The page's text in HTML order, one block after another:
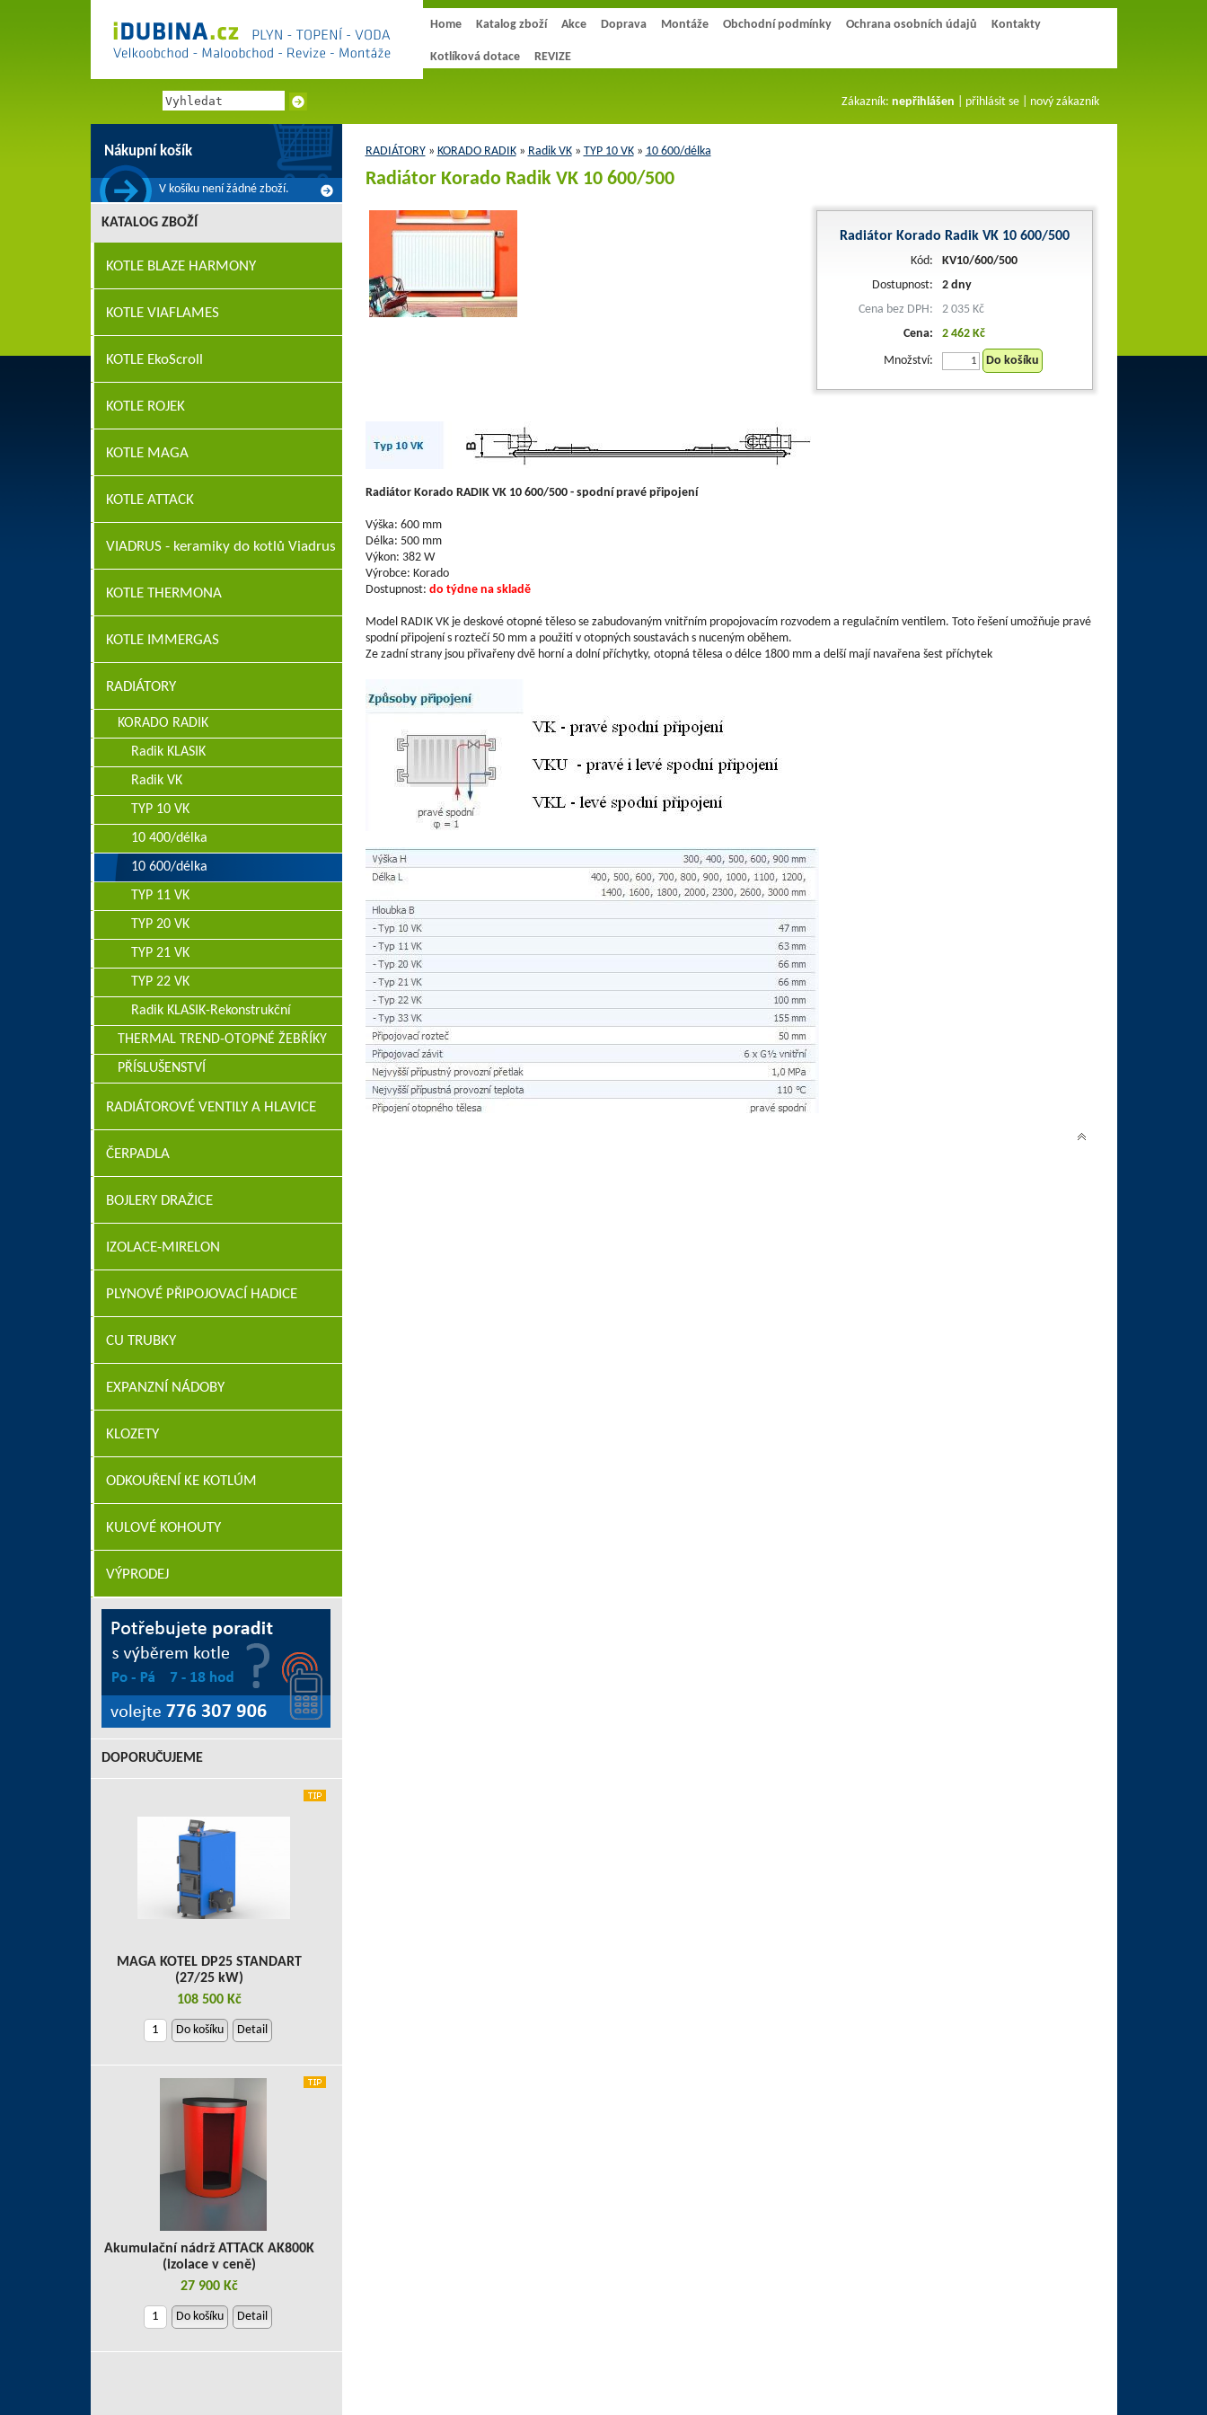
Home Katalog zboží Akce Doprava Montáže Obchodní podmínky Ochrana osobních údajů Kontakty
Kotlíková dotace REVIZE
Zákazník: nepřihlášen přihlásit se| nový zákazník
RADIÁTORY» KORADO RADIK» Radik VK» TYP 10 VK» 10 600/délka
Radiátor Korado Radik VK 10 600/500
Radiátor Korado Radik VK 10 600/500
Kód:
KV10/600/500
Dostupnost:
2 dny
Cena bez DPH:
2 035 Kč
Cena:
2 462 Kč
Množství:
Do košíku
Radiátor Korado RADIK VK 10 600/500 - spodní pravé připojení
Výška: 600 mm
Délka: 500 mm
Výkon: 382 W
Výrobce: Korado
Dostupnost: do týdne na skladě
Model RADIK VK je deskové otopné těleso se zabudovaným vnitřním propojovacím rozvodem a regulačním ventilem. Toto řešení umožňuje pravé
spodní připojení s roztečí 50 mm a použití v otopných soustavách s nuceným oběhem.
Ze zadní strany jsou přivařeny dvě horní a dolní příchytky, otopná tělesa o délce 1800 mm a delší mají navařena šest příchytek
Nákupní košík
V košíku není žádné zboží.
KATALOG ZBOŽÍ
KOTLE BLAZE HARMONY
KOTLE VIAFLAMES
KOTLE EkoScroll
KOTLE ROJEK
KOTLE MAGA
KOTLE ATTACK
VIADRUS - keramiky do kotlů Viadrus
KOTLE THERMONA
KOTLE IMMERGAS
RADIÁTORY
KORADO RADIK
Radik KLASIK
Radik VK
TYP 10 VK
10 400/délka
10 600/délka
TYP 11 VK
TYP 20 VK
TYP 21 VK
TYP 22 VK
Radik KLASIK-Rekonstrukční
THERMAL TREND-OTOPNÉ ŽEBŘÍKY
PŘÍSLUŠENSTVÍ
RADIÁTOROVÉ VENTILY A HLAVICE
ČERPADLA
BOJLERY DRAŽICE
IZOLACE-MIRELON
PLYNOVÉ PŘIPOJOVACÍ HADICE
CU TRUBKY
EXPANZNÍ NÁDOBY
KLOZETY
ODKOUŘENÍ KE KOTLÚM
KULOVÉ KOHOUTY
VÝPRODEJ
DOPORUČUJEME
MAGA KOTEL DP25 STANDART
(27/25 kW)
108 500 Kč
Do košíku Detail
Akumulační nádrž ATTACK AK800K
(izolace v ceně)
27 900 Kč
Do košíku Detail